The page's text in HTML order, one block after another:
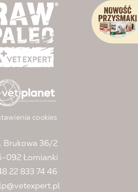
cookies
Brukowa 36/2
092 Łomianki
22 833 74 46